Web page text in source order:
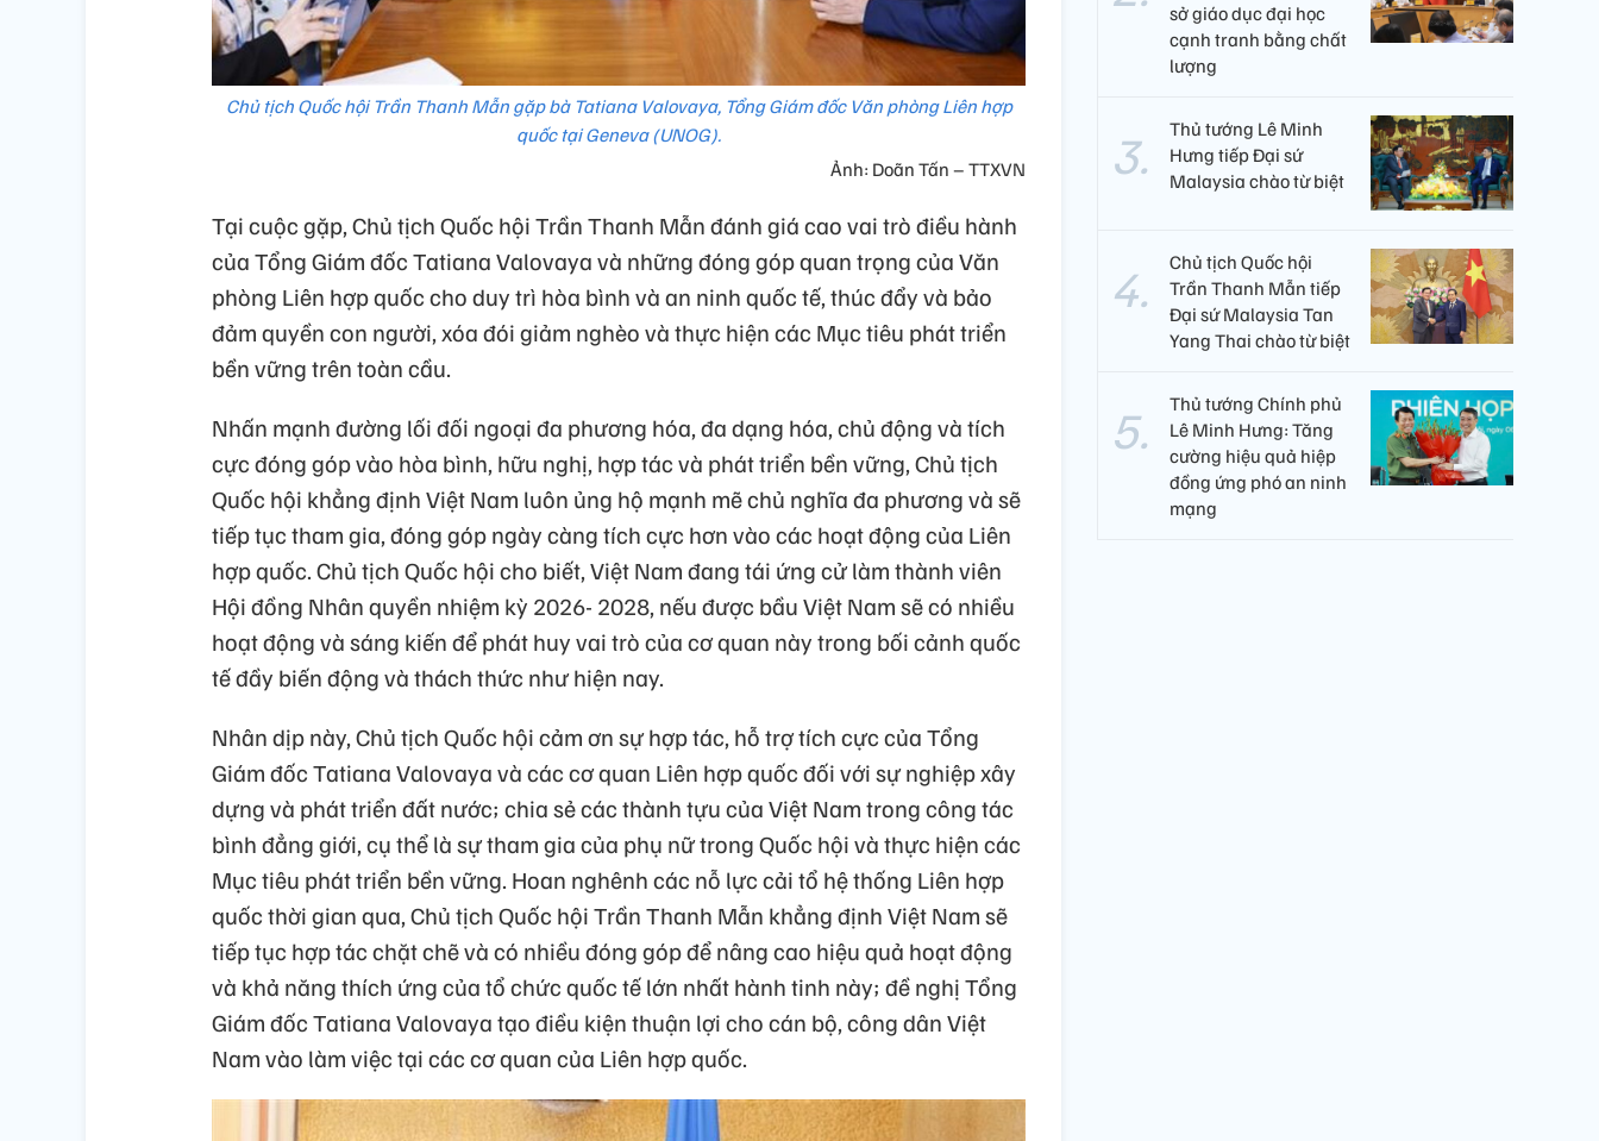
Chủ tịch Quốc hội Trần Thanh Mẫn gặp bà Tatiana Valovaya, Tổng Giám đốc Văn phòng Liên hợp
quốc tại Geneva (UNOG).
Ảnh: Doãn Tấn – TTXVN
Tại cuộc gặp, Chủ tịch Quốc hội Trần Thanh Mẫn đánh giá cao vai trò điều hành
của Tổng Giám đốc Tatiana Valovaya và những đóng góp quan trọng của Văn
phòng Liên hợp quốc cho duy trì hòa bình và an ninh quốc tế, thúc đẩy và bảo
đảm quyền con người, xóa đói giảm nghèo và thực hiện các Mục tiêu phát triển
bền vững trên toàn cầu.
Nhấn mạnh đường lối đối ngoại đa phương hóa, đa dạng hóa, chủ động và tích
cực đóng góp vào hòa bình, hữu nghị, hợp tác và phát triển bền vững, Chủ tịch
Quốc hội khẳng định Việt Nam luôn ủng hộ mạnh mẽ chủ nghĩa đa phương và sẽ
tiếp tục tham gia, đóng góp ngày càng tích cực hơn vào các hoạt động của Liên
hợp quốc. Chủ tịch Quốc hội cho biết, Việt Nam đang tái ứng cử làm thành viên
Hội đồng Nhân quyền nhiệm kỳ 2026- 2028, nếu được bầu Việt Nam sẽ có nhiều
hoạt động và sáng kiến để phát huy vai trò của cơ quan này trong bối cảnh quốc
tế đầy biến động và thách thức như hiện nay.
Nhân dịp này, Chủ tịch Quốc hội cảm ơn sự hợp tác, hỗ trợ tích cực của Tổng
Giám đốc Tatiana Valovaya và các cơ quan Liên hợp quốc đối với sự nghiệp xây
dựng và phát triển đất nước; chia sẻ các thành tựu của Việt Nam trong công tác
bình đẳng giới, cụ thể là sự tham gia của phụ nữ trong Quốc hội và thực hiện các
Mục tiêu phát triển bền vững. Hoan nghênh các nỗ lực cải tổ hệ thống Liên hợp
quốc thời gian qua, Chủ tịch Quốc hội Trần Thanh Mẫn khẳng định Việt Nam sẽ
tiếp tục hợp tác chặt chẽ và có nhiều đóng góp để nâng cao hiệu quả hoạt động
và khả năng thích ứng của tổ chức quốc tế lớn nhất hành tinh này; đề nghị Tổng
Giám đốc Tatiana Valovaya tạo điều kiện thuận lợi cho cán bộ, công dân Việt
Nam vào làm việc tại các cơ quan của Liên hợp quốc.
sở giáo dục đại học
cạnh tranh bằng chất
lượng​
Thủ tướng Lê Minh
Hưng tiếp Đại sứ
Malaysia chào từ biệt
Chủ tịch Quốc hội
Trần Thanh Mẫn tiếp
Đại sứ Malaysia Tan
Yang Thai chào từ biệt
Thủ tướng Chính phủ
Lê Minh Hưng: Tăng
cường hiệu quả hiệp
đồng ứng phó an ninh
mạng